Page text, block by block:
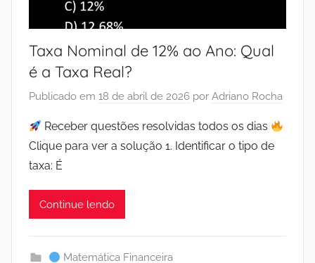
Taxa Nominal de 12% ao Ano: Qual
é a Taxa Real?
Publicado em 18 de abril de 2026 por Adriano Rocha
Receber questões resolvidas todos os dias
Clique para ver a solução 1. Identificar o tipo de
taxa: É
Continue lendo
Matemática Financeira